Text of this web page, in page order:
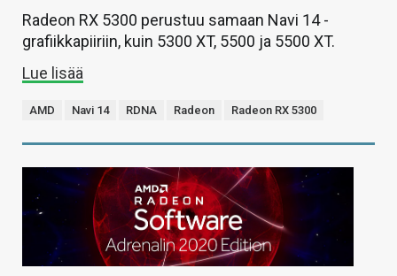
Radeon RX 5300 perustuu samaan Navi 14 -
grafiikkapiiriin, kuin 5300 XT, 5500 ja 5500 XT.
Lue lisää
AMD Navi 14 RDNA Radeon Radeon RX 5300